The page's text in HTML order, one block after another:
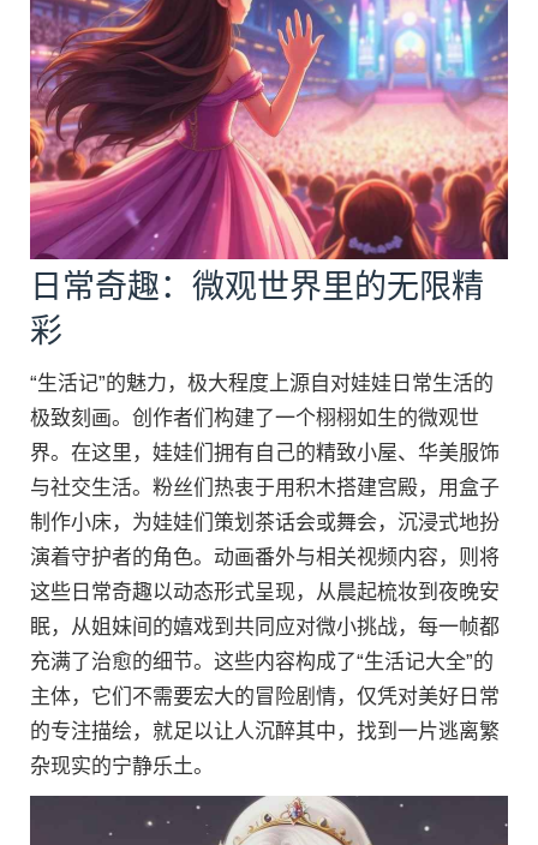
日常奇趣：微观世界里的无限精
彩
“生活记”的魅力，极大程度上源自对娃娃日常生活的
极致刻画。创作者们构建了一个栩栩如生的微观世
界。在这里，娃娃们拥有自己的精致小屋、华美服饰
与社交生活。粉丝们热衷于用积木搭建宫殿，用盒子
制作小床，为娃娃们策划茶话会或舞会，沉浸式地扮
演着守护者的角色。动画番外与相关视频内容，则将
这些日常奇趣以动态形式呈现，从晨起梳妆到夜晚安
眠，从姐妹间的嬉戏到共同应对微小挑战，每一帧都
充满了治愈的细节。这些内容构成了“生活记大全”的
主体，它们不需要宏大的冒险剧情，仅凭对美好日常
的专注描绘，就足以让人沉醉其中，找到一片逃离繁
杂现实的宁静乐土。